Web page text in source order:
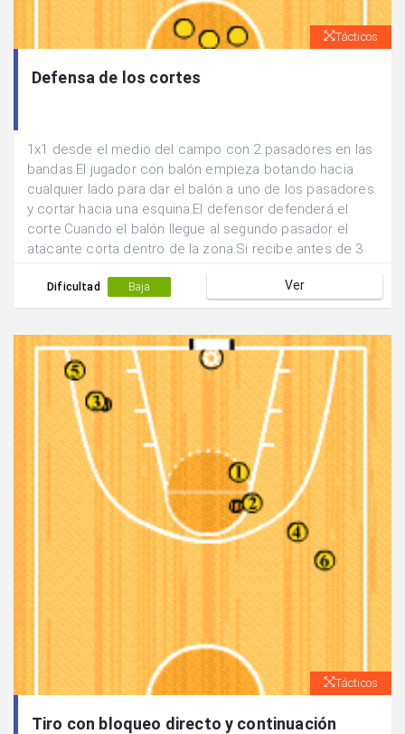
Tácticos
Defensa de los cortes
1x1 desde el medio del campo con 2 pasadores en las
bandas.El jugador con balón empieza botando hacia
cualquier lado para dar el balón a uno de los pasadores
y cortar hacia una esquina.El defensor defenderá el
corte.Cuando el balón llegue al segundo pasador el
atacante corta dentro de la zona.Si recibe antes de 3
Dificultad Baja Ver
Tácticos
Tiro con bloqueo directo y continuación